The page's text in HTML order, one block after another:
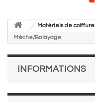
Matériels de coiffure
Mèche/Balayage
INFORMATIONS